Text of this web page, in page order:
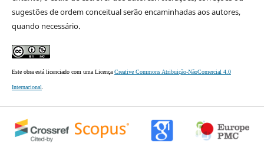
sugestões de ordem conceitual serão encaminhadas aos autores,
quando necessário.
Este obra está licenciado com uma Licença Creative Commons Atribuição-NãoComercial 4.0
Internacional